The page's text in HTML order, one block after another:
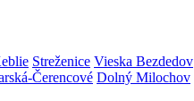
Streženice Vieska Bezdedov
Čerencové Dolný Milochov